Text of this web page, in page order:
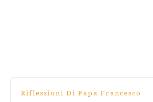
Riflessioni Di Papa Francesco